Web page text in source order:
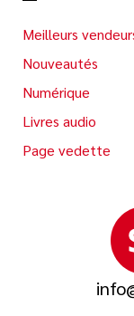
Meilleurs
Nouveautés
Numérique
Livres audio
Page vedette